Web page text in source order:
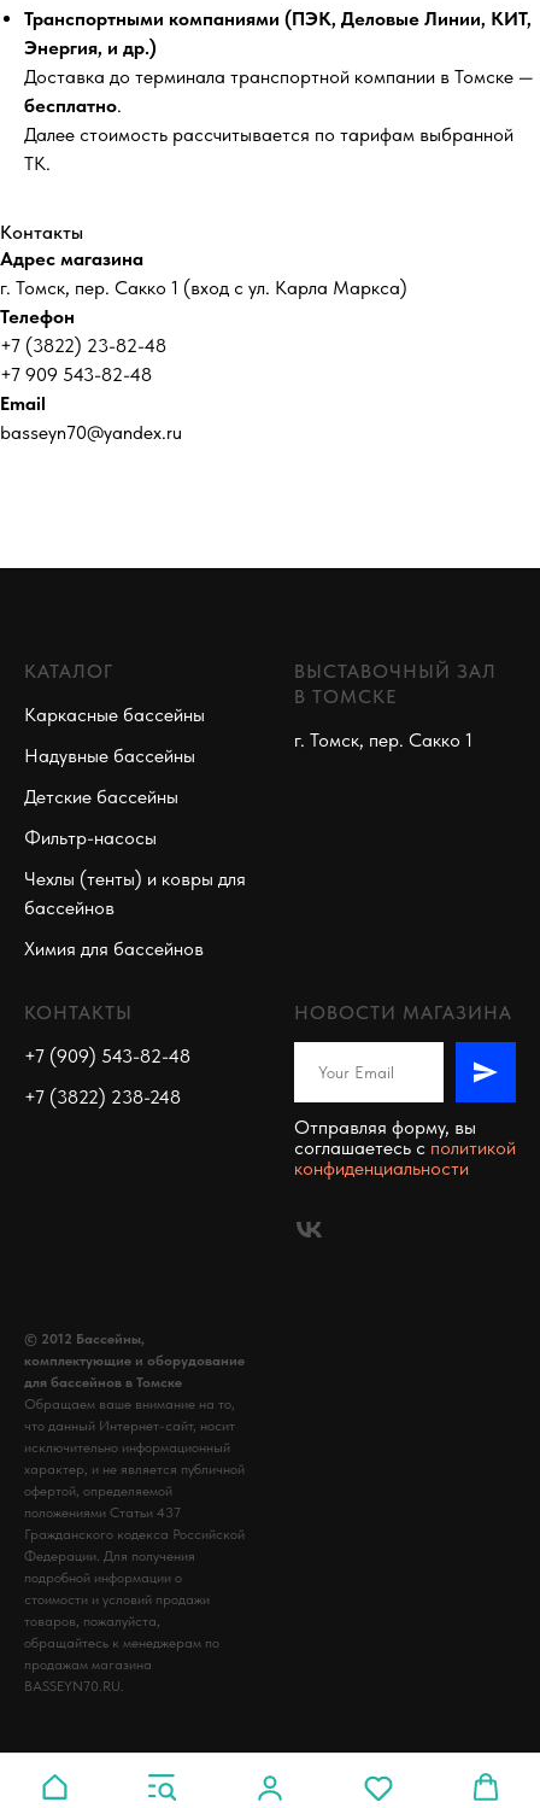
Транспортными компаниями (ПЭК, Деловые Линии, КИТ,
Энергия, и др.)
Доставка до терминала транспортной компании в Томске —
бесплатно.
Далее стоимость рассчитывается по тарифам выбранной
ТК.
Контакты
Адрес магазина
г. Томск, пер. Сакко 1 (вход с ул. Карла Маркса)
Телефон
+7 (3822) 23-82-48
+7 909 543-82-48
Email
basseyn70@yandex.ru
КАТАЛОГ
Каркасные бассейны
Надувные бассейны
Детские бассейны
Фильтр-насосы
Чехлы (тенты) и ковры для
бассейнов
Химия для бассейнов
ВЫСТАВОЧНЫЙ ЗАЛ
В ТОМСКЕ
г. Томск, пер. Сакко 1
КОНТАКТЫ
+7 (909) 543-82-48
+7 (3822) 238-248
НОВОСТИ МАГАЗИНА
Отправляя форму, вы
соглашаетесь c политикой
конфиденциальности
© 2012 Бассейны,
комплектующие и оборудование
для бассейнов в Томске
Обращаем ваше внимание на то,
что данный Интернет-сайт, носит
исключительно информационный
характер, и не является публичной
офертой, определяемой
положениями Статьи 437
Гражданского кодекса Российской
Федерации. Для получения
подробной информации о
стоимости и условий продажи
товаров, пожалуйста,
обращайтесь к менеджерам по
продажам магазина
BASSEYN70.RU.